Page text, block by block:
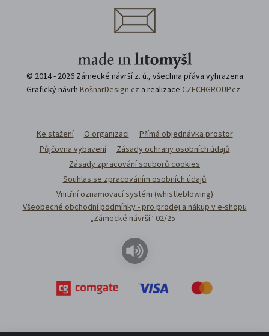
© 2014 - 2026 Zámecké návrší z. ú., všechna přáva vyhrazena
Grafický návrh KošnarDesign.cz a realizace CZECHGROUP.cz
Ke stažení O organizaci
Přímá objednávka prostor
Půjčovna vybavení
Zásady ochrany osobních údajů
Zásady zpracování souborů cookies
Souhlas se zpracováním osobních údajů
Vnitřní oznamovací systém (whistleblowing)
Všeobecné obchodní podmínky - pro prodej a nákup v e-shopu
„Zámecké návrší“ 02/25 -